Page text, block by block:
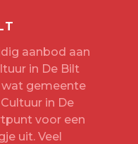
aanbod aan
in De Bilt
wat gemeente
in De
voor een
uit. Veel